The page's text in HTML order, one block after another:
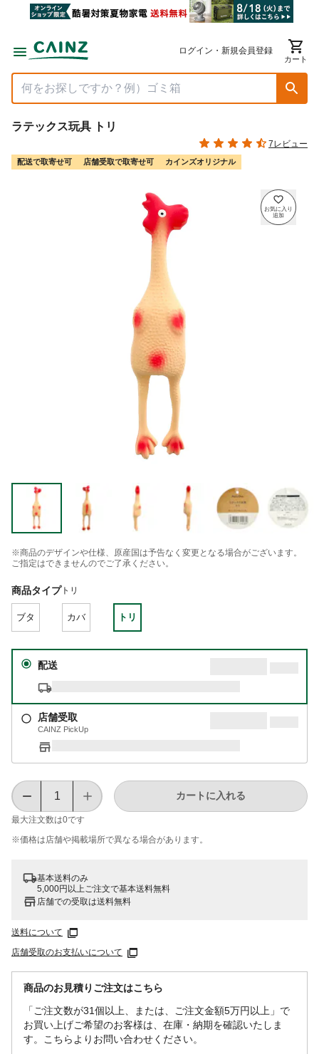
ログイン・新規会員登録
カート
ラテックス玩具 トリ
7レビュー
配送で取寄せ可 店舗受取で取寄せ可 カインズオリジナル
※商品のデザインや仕様、原産国は予告なく変更となる場合がございます。
ご指定はできませんのでご了承ください。
商品タイプトリ
ブタ カバ トリ
配送
店舗受取
CAINZ PickUp
最大注文数は0です
カートに入れる
※価格は​店舗や​掲載場所で​異なる​場合が​あります。
基本送料のみ
5,000円以上ご注文で基本送料無料
店舗での受取は送料無料
送料について
店舗受取のお支払いについて
商品のお見積りご注文はこちら
「ご注文数が31個以上、または、ご注文金額5万円以上」で
お買い上げご希望のお客様は、在庫・納期を確認いたしま
す。こちらよりお問い合わせください。